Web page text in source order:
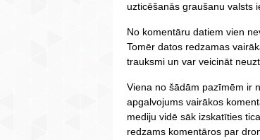
uzticēšanās graušanu valsts
No komentāru datiem vien
Tomēr datos redzamas
trauksmi un var veicināt
Viena no šādām pazīmēm ir
apgalvojums vairākos
mediju vidē sāk izskatīties
redzams komentāros par